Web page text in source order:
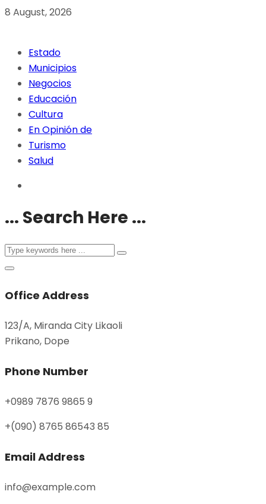
8 August, 2026
Estado
Municipios
Negocios
Educación
Cultura
En Opinión de
Turismo
Salud
... Search Here ...
Office Address
123/A, Miranda City Likaoli
Prikano, Dope
Phone Number
+0989 7876 9865 9
+(090) 8765 86543 85
Email Address
info@example.com